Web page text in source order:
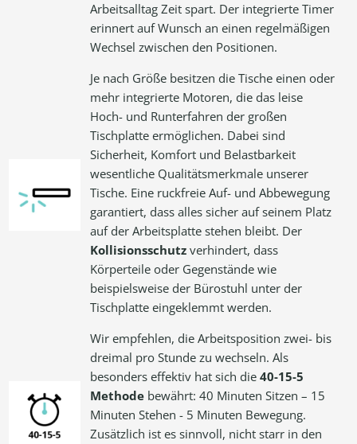
Arbeitsalltag Zeit spart. Der integrierte Timer
erinnert auf Wunsch an einen regelmäßigen
Wechsel zwischen den Positionen.
Je nach Größe besitzen die Tische einen oder
mehr integrierte Motoren, die das leise
Hoch- und Runterfahren der großen
Tischplatte ermöglichen. Dabei sind
Sicherheit, Komfort und Belastbarkeit
wesentliche Qualitätsmerkmale unserer
Tische. Eine ruckfreie Auf- und Abbewegung
garantiert, dass alles sicher auf seinem Platz
auf der Arbeitsplatte stehen bleibt. Der
Kollisionsschutz verhindert, dass
Körperteile oder Gegenstände wie
beispielsweise der Bürostuhl unter der
Tischplatte eingeklemmt werden.
Wir empfehlen, die Arbeitsposition zwei- bis
dreimal pro Stunde zu wechseln. Als
besonders effektiv hat sich die40-15-5
Methode bewährt: 40 Minuten Sitzen – 15
Minuten Stehen - 5 Minuten Bewegung.
Zusätzlich ist es sinnvoll, nicht starr in den